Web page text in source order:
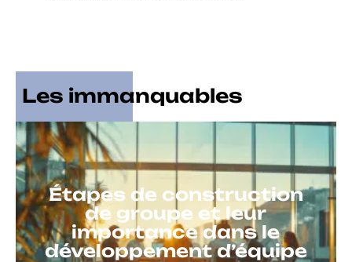
Les immanquables
Étapes de construction
de groupe et leur
importance dans le
développement d’équipe